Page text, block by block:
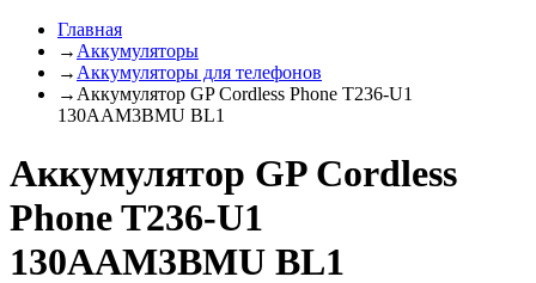
Главная
→ Аккумуляторы
→ Аккумуляторы для телефонов
→ Аккумулятор GP Cordless Phone T236-U1
130AAM3BMU BL1
Аккумулятор GP Cordless
Phone T236-U1
130AAM3BMU BL1